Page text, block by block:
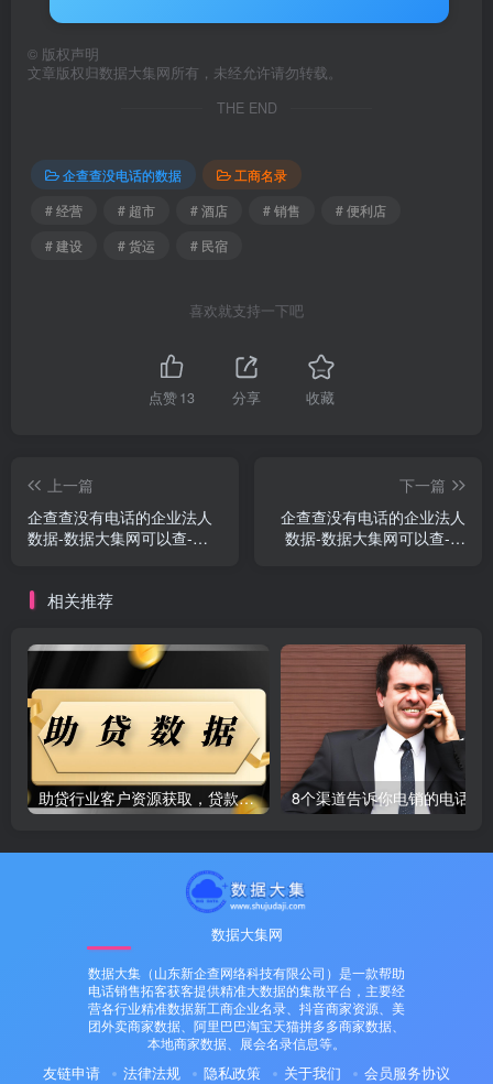
© 版权声明
文章版权归数据大集网所有，未经允许请勿转载。
THE END
企查查没电话的数据
工商名录
# 经营
# 超市 # 酒店 # 销售
# 便利店
# 建设
# 货运 # 民宿
喜欢就支持一下吧
点赞13 分享 收藏
上一篇
企查查没有电话的企业法人
数据-数据大集网可以查-上
下一篇
企查查没有电话的企业法人
数据-数据大集网可以查-天
相关推荐
助贷行业客户资源获取，贷款行业客户数据？精准数据定制[人工定制]
数据大集网
数据大集（山东新企查网络科技有限公司）是一款帮助
电话销售拓客获客提供精准大数据的集散平台，主要经
营各行业精准数据新工商企业名录、抖音商家资源、美
团外卖商家数据、阿里巴巴淘宝天猫拼多多商家数据、
本地商家数据、展会名录信息等。
友链申请 法律法规 隐私政策 关于我们 会员服务协议